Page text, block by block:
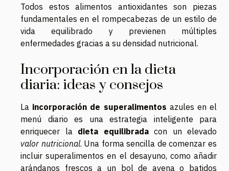
Todos estos alimentos antioxidantes son piezas
fundamentales en el rompecabezas de un estilo de
vida equilibrado y previenen múltiples
enfermedades gracias a su densidad nutricional.
Incorporación en la dieta
diaria: ideas y consejos
La incorporación de superalimentos azules en el
menú diario es una estrategia inteligente para
enriquecer la dieta equilibradacon un elevado
valor nutricional. Una forma sencilla de comenzar es
incluir superalimentos en el desayuno, como añadir
arándanos frescos a un bol de avena o batidos